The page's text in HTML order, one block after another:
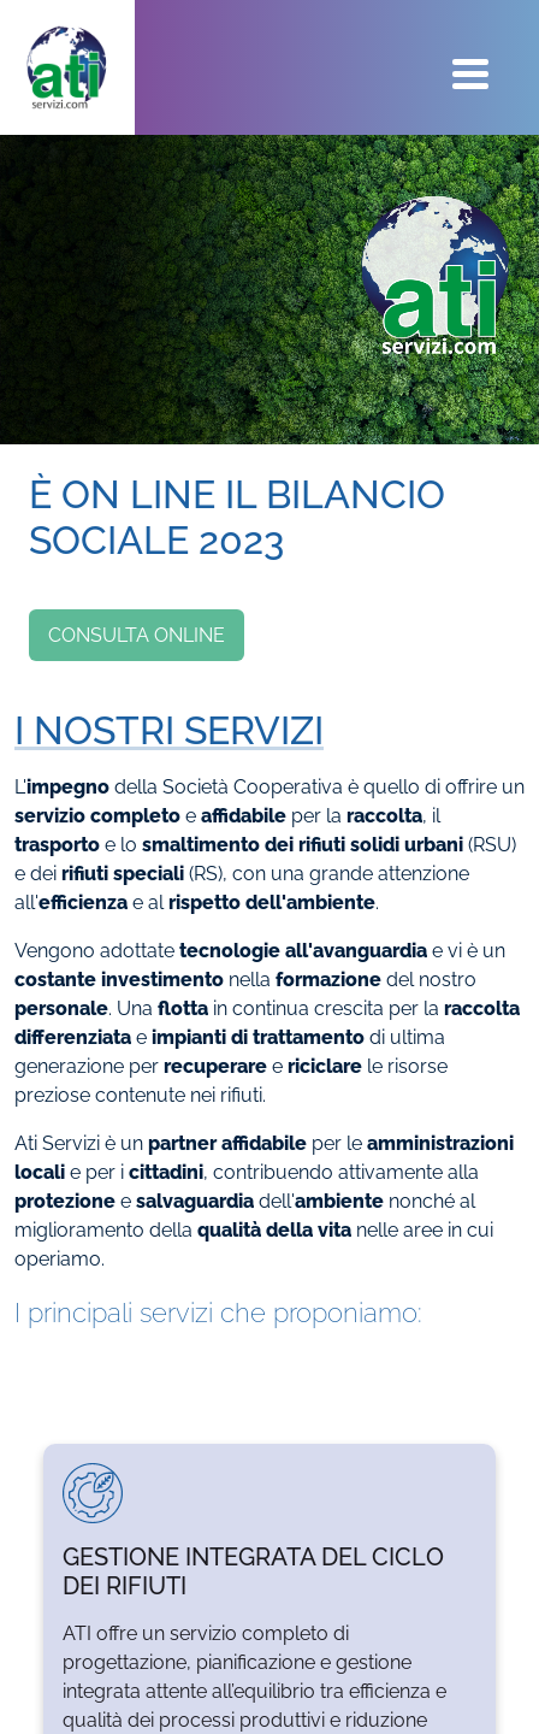
È ON LINE IL BILANCIO
SOCIALE 2023
CONSULTA ONLINE
I NOSTRI SERVIZI
L'impegno della Società Cooperativa è quello di offrire un
servizio completo e affidabile per la raccolta, il
trasporto e lo smaltimento dei rifiuti solidi urbani (RSU)
e dei rifiuti speciali (RS), con una grande attenzione
all'efficienza e alrispetto dell'ambiente.
Vengono adottate tecnologie all'avanguardia e vi è un
costante investimento nella formazione del nostro
personale. Una flotta in continua crescita per la raccolta
differenziata e impianti di trattamento di ultima
generazione per recuperare e riciclare le risorse
preziose contenute nei rifiuti.
Ati Servizi è un partner affidabile per le amministrazioni
locali e per i cittadini, contribuendo attivamente alla
protezione e salvaguardia dell'ambiente nonché al
miglioramento della qualità della vita nelle aree in cui
operiamo.
I principali servizi che proponiamo:
GESTIONE INTEGRATA DEL CICLO
DEI RIFIUTI
ATI offre un servizio completo di
progettazione, pianificazione e gestione
integrata attente all’equilibrio tra efficienza e
qualità dei processi produttivi e riduzione
ATI è in grado di offrire una gestione Full
Service dei servizi ambientali, del decoro
urbano e del ciclo rifiuti urbani attraverso i
più diffusi e innovativi ...